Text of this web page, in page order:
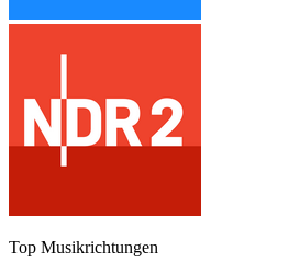
Top Musikrichtungen